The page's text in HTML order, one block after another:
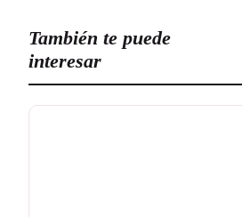
También te puede
interesar